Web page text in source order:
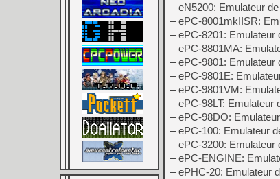
– eN5200: Emulateur
– ePC-8001mkIISR:
– ePC-8201: Emulateur
– ePC-8801MA:
– ePC-9801: Emulateur
– ePC-9801E:
– ePC-9801VM:
– ePC-98LT: Emulateur
– ePC-98DO:
– ePC-100: Emulateur
– ePC-3200: Emulateur
– ePC-ENGINE:
– ePHC-20: Emulateur